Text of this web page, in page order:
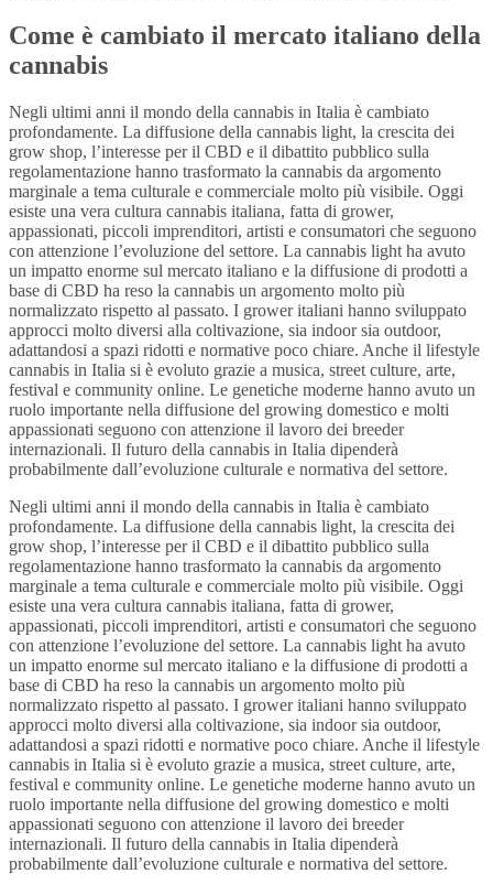
Come è cambiato il mercato italiano della
cannabis
Negli ultimi anni il mondo della cannabis in Italia è cambiato
profondamente. La diffusione della cannabis light, la crescita dei
grow shop, l’interesse per il CBD e il dibattito pubblico sulla
regolamentazione hanno trasformato la cannabis da argomento
marginale a tema culturale e commerciale molto più visibile. Oggi
esiste una vera cultura cannabis italiana, fatta di grower,
appassionati, piccoli imprenditori, artisti e consumatori che seguono
con attenzione l’evoluzione del settore. La cannabis light ha avuto
un impatto enorme sul mercato italiano e la diffusione di prodotti a
base di CBD ha reso la cannabis un argomento molto più
normalizzato rispetto al passato. I grower italiani hanno sviluppato
approcci molto diversi alla coltivazione, sia indoor sia outdoor,
adattandosi a spazi ridotti e normative poco chiare. Anche il lifestyle
cannabis in Italia si è evoluto grazie a musica, street culture, arte,
festival e community online. Le genetiche moderne hanno avuto un
ruolo importante nella diffusione del growing domestico e molti
appassionati seguono con attenzione il lavoro dei breeder
internazionali. Il futuro della cannabis in Italia dipenderà
probabilmente dall’evoluzione culturale e normativa del settore.
Negli ultimi anni il mondo della cannabis in Italia è cambiato
profondamente. La diffusione della cannabis light, la crescita dei
grow shop, l’interesse per il CBD e il dibattito pubblico sulla
regolamentazione hanno trasformato la cannabis da argomento
marginale a tema culturale e commerciale molto più visibile. Oggi
esiste una vera cultura cannabis italiana, fatta di grower,
appassionati, piccoli imprenditori, artisti e consumatori che seguono
con attenzione l’evoluzione del settore. La cannabis light ha avuto
un impatto enorme sul mercato italiano e la diffusione di prodotti a
base di CBD ha reso la cannabis un argomento molto più
normalizzato rispetto al passato. I grower italiani hanno sviluppato
approcci molto diversi alla coltivazione, sia indoor sia outdoor,
adattandosi a spazi ridotti e normative poco chiare. Anche il lifestyle
cannabis in Italia si è evoluto grazie a musica, street culture, arte,
festival e community online. Le genetiche moderne hanno avuto un
ruolo importante nella diffusione del growing domestico e molti
appassionati seguono con attenzione il lavoro dei breeder
internazionali. Il futuro della cannabis in Italia dipenderà
probabilmente dall’evoluzione culturale e normativa del settore.